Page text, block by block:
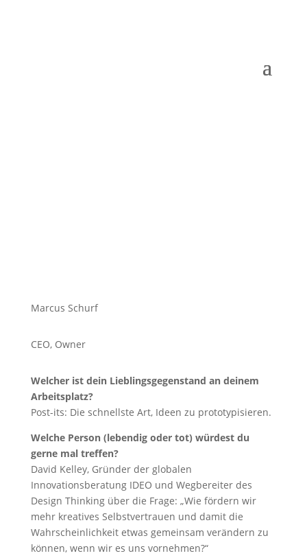
Marcus Schurf
CEO, Owner
Welcher ist dein Lieblingsgegenstand an deinem
Arbeitsplatz?
Post-its: Die schnellste Art, Ideen zu prototypisieren.
Welche Person (lebendig oder tot) würdest du
gerne mal treffen?
David Kelley, Gründer der globalen
Innovationsberatung IDEO und Wegbereiter des
Design Thinking über die Frage: „Wie fördern wir
mehr kreatives Selbstvertrauen und damit die
Wahrscheinlichkeit etwas gemeinsam verändern zu
können, wenn wir es uns vornehmen?“